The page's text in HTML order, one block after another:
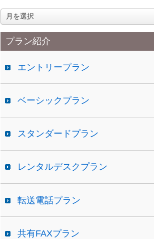
ア
ー
カ
イプラン紹介
エントリープラン
ベーシックプラン
スタンダードプラン
レンタルデスクプラン
転送電話プラン
共有FAXプラン